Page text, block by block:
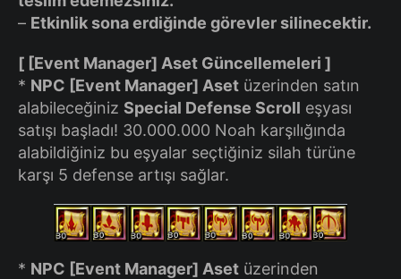
– Etkinlik sona erdiğinde görevler silinecektir.
[ [Event Manager] Aset Güncellemeleri ]
* NPC [Event Manager] Aset üzerinden satın
alabileceğiniz Special Defense Scroll eşyası
satışı başladı! 30.000.000 Noah karşılığında
alabildiğiniz bu eşyalar seçtiğiniz silah türüne
karşı 5 defense artışı sağlar.
* NPC [Event Manager] Aset üzerinden